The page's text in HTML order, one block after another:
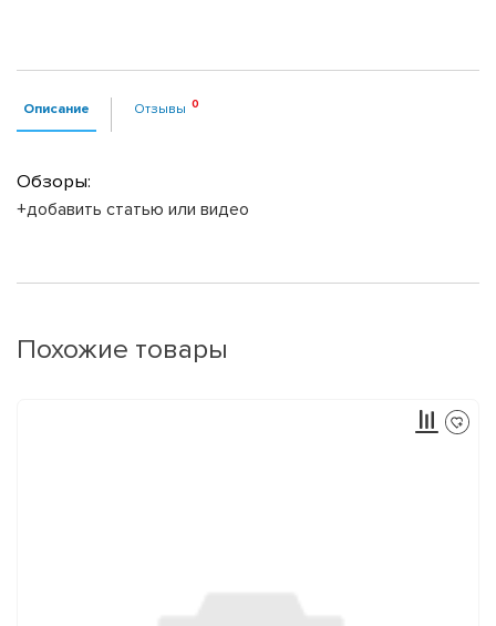
Описание Отзывы
Обзоры:
+добавить статью или видео
Похожие товары